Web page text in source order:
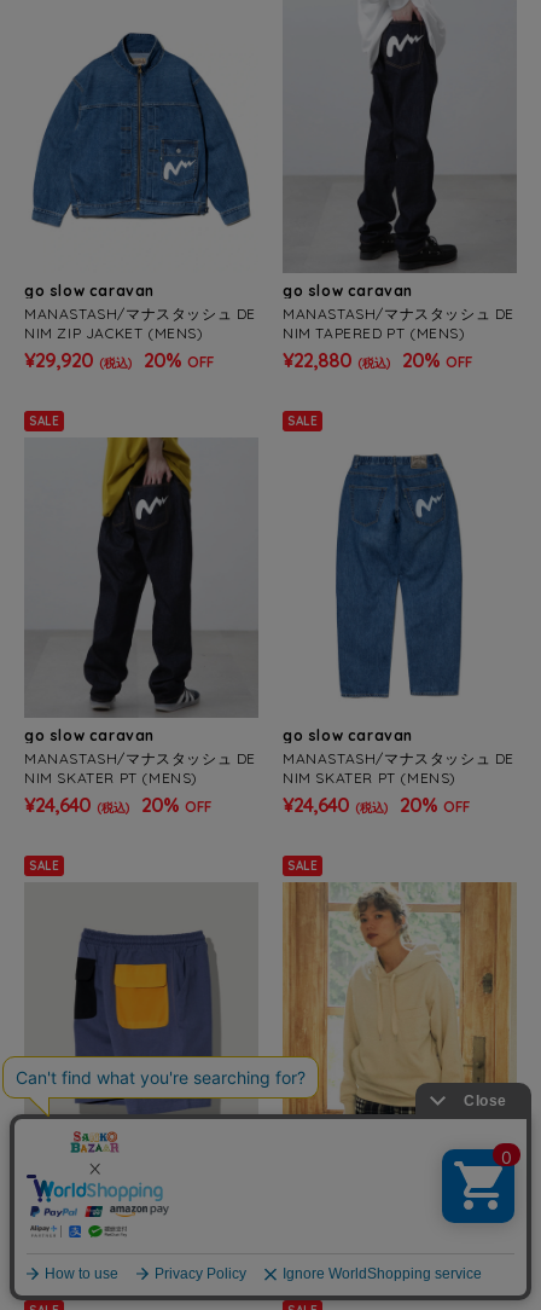
go slow caravan
MANASTASH/マナスタッシュ DE
NIM ZIP JACKET (MENS)
¥29,920 (税込) 20% OFF
go slow caravan
MANASTASH/マナスタッシュ DE
NIM TAPERED PT (MENS)
¥22,880 (税込) 20% OFF
SALE
go slow caravan
MANASTASH/マナスタッシュ DE
NIM SKATER PT (MENS)
¥24,640 (税込) 20% OFF
SALE
go slow caravan
MANASTASH/マナスタッシュ DE
NIM SKATER PT (MENS)
¥24,640 (税込) 20% OFF
SALE
go slow caravan
【GSC別注】MOUNTAIN MANIA/
マウンテンマニア x GSC RELAX S
HORTS BACK POCKET (MENS)
SALE
空紡糸裏毛 WIDEスピンドルPKT